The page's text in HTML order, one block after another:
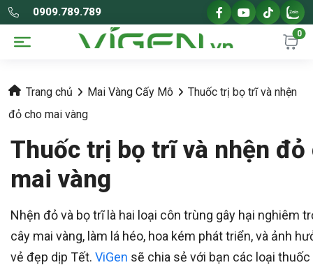
0909.789.789
0
Trang chủ Mai Vàng Cấy Mô
Thuốc trị bọ trĩ và nhện
đỏ cho mai vàng
Thuốc trị bọ trĩ và nhện đỏ
mai vàng
Nhện đỏ và bọ trĩ là hai loại côn trùng gây hại nghiêm
cây mai vàng, làm lá héo, hoa kém phát triển, và ảnh
vẻ đẹp dịp Tết. ViGen sẽ chia sẻ với bạn các loại